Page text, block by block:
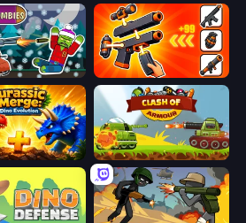
Tanks vs Zombies: Tank Battle Pew Pew Dose
Jurassic Merge: Dino Evolution Clash of Armor